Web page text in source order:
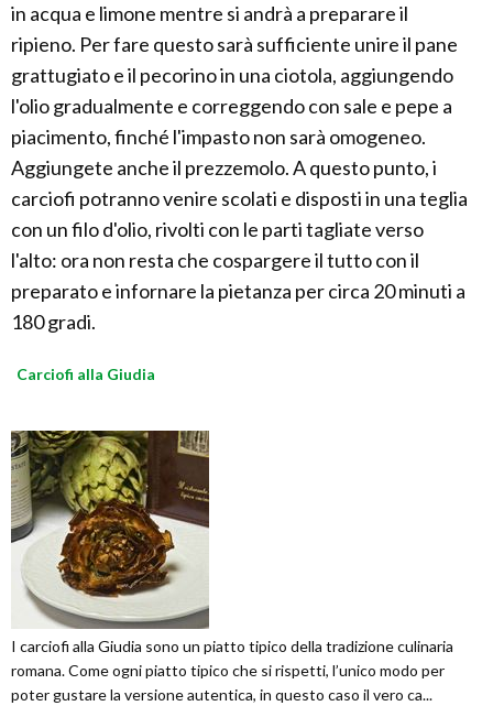
in acqua e limone mentre si andrà a preparare il
ripieno. Per fare questo sarà sufficiente unire il pane
grattugiato e il pecorino in una ciotola, aggiungendo
l'olio gradualmente e correggendo con sale e pepe a
piacimento, finché l'impasto non sarà omogeneo.
Aggiungete anche il prezzemolo. A questo punto, i
carciofi potranno venire scolati e disposti in una teglia
con un filo d'olio, rivolti con le parti tagliate verso
l'alto: ora non resta che cospargere il tutto con il
preparato e infornare la pietanza per circa 20 minuti a
180 gradi.
Carciofi alla Giudia
I carciofi alla Giudia sono un piatto tipico della tradizione culinaria
romana. Come ogni piatto tipico che si rispetti, l’unico modo per
poter gustare la versione autentica, in questo caso il vero ca...